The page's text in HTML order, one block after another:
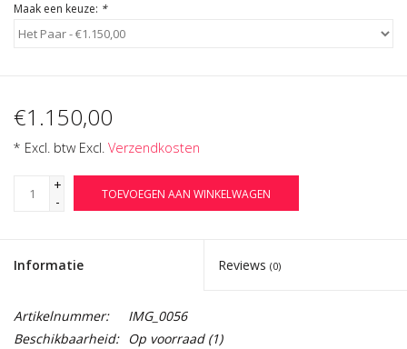
Maak een keuze: *
€1.150,00
* Excl. btw Excl. Verzendkosten
+
-
TOEVOEGEN AAN WINKELWAGEN
Informatie Reviews (0)
Artikelnummer:
IMG_0056
Beschikbaarheid: Op voorraad(1)